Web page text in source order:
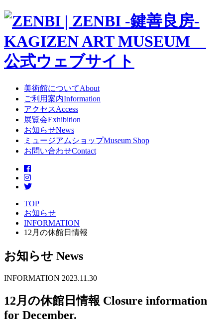
美術館についてAbout
ご利用案内Information
アクセスAccess
展覧会Exhibition
お知らせNews
ミュージアムショップMuseum Shop
お問い合わせContact
TOP
お知らせ
INFORMATION
12月の休館日情報
お知らせ News
INFORMATION 2023.11.30
12月の休館日情報 Closure information
for December.